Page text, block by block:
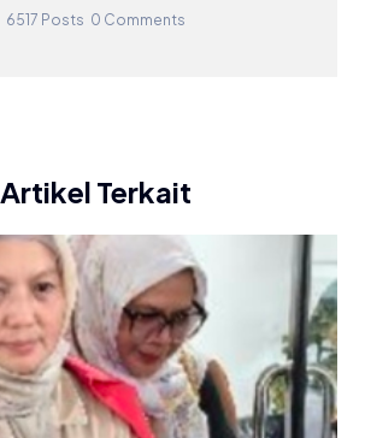
6517 Posts 0 Comments
Artikel Terkait